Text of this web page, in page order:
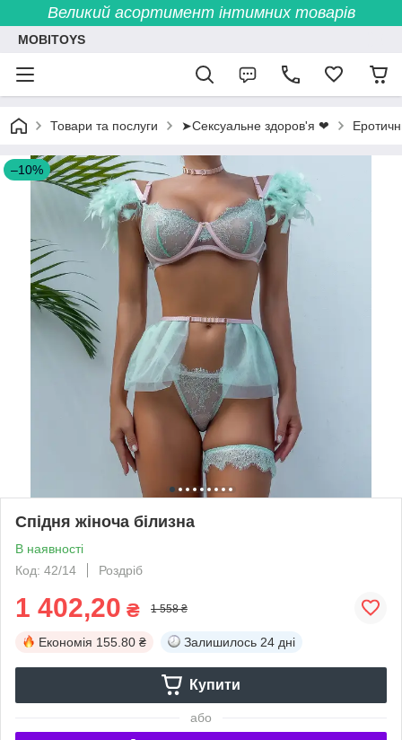
Великий асортимент інтимних товарів
MOBITOYS
Товари та послуги ➤Сексуальне здоров'я ❤
–10%
Спідня жіноча білизна
В наявності
Код: 42/14
Роздріб
1 402,20 ₴ 1 558 ₴
Економія 155.80 ₴ Залишилось 24 дні
Купити
або